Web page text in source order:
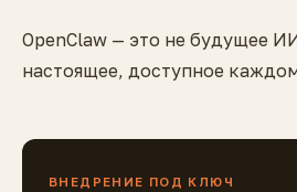
OpenClaw — это не будущее
настоящее, доступное
ВНЕДРЕНИЕ ПОД КЛЮЧ